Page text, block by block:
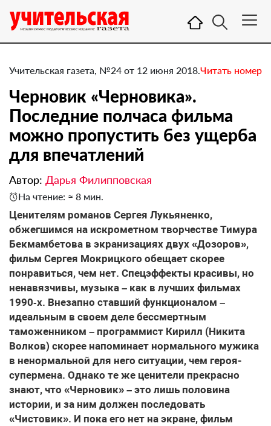
Учительская газета, №24 от 12 июня 2018.Читать номер
Черновик «Черновика».
Последние полчаса фильма
можно пропустить без ущерба
для впечатлений
Автор: Дарья Филипповская
На чтение: ≈ 8 мин.
Ценителям романов Сергея Лукьяненко,
обжегшимся на искрометном творчестве Тимура
Бекмамбетова в экранизациях двух «Дозоров»,
фильм Сергея Мокрицкого обещает скорее
понравиться, чем нет. Спецэффекты красивы, но
ненавязчивы, музыка – как в лучших фильмах
1990‑х. Внезапно ставший функционалом –
идеальным в своем деле бессмертным
таможенником – программист Кирилл (Никита
Волков) скорее напоминает нормального мужика
в ненормальной для него ситуации, чем героя-
супермена. Однако те же ценители прекрасно
знают, что «Черновик» – это лишь половина
истории, и за ним должен последовать
«Чистовик». И пока его нет на экране, фильм